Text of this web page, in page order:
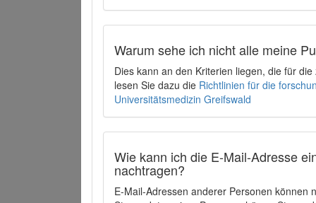
Warum sehe ich nicht alle meine
Dies kann an den Kriterien liegen, die für
lesen Sie dazu die Richtlinien für die
Universitätsmedizin Greifswald
Wie kann ich die E-Mail-Adresse
nachtragen?
E-Mail-Adressen anderer Personen können